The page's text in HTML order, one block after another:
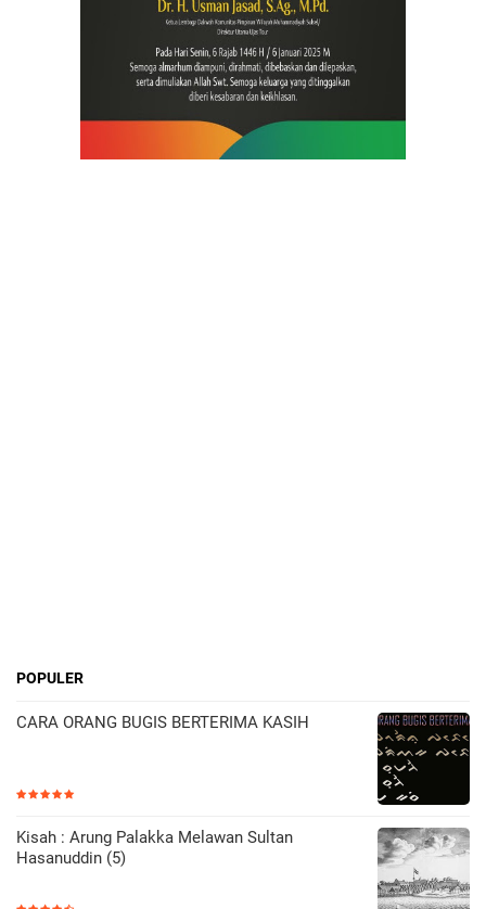
POPULER
CARA ORANG BUGIS BERTERIMA KASIH
Kisah : Arung Palakka Melawan Sultan
Hasanuddin (5)